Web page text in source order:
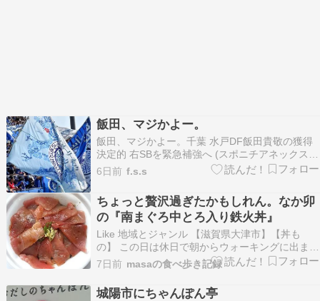
飯田、マジかよー。
飯田、マジかよー。千葉 水戸DF飯田貴敬の獲得
決定的 右SBを緊急補強へ (スポニチアネックス)
千葉が水戸からDF飯田貴敬（31）を完全移籍で
獲得することが30日、決定的となった。関係者に
よると近日中に正式発表される見通しという。茨
城県出身の飯田は攻撃参加を武器とする右サイド
バ…
6日前 f.s.s
ちょっと贅沢過ぎたかもしれん。なか卯
の『南まぐろ中とろ入り鉄火丼』
Like 地域とジャンル 【滋賀県大津市】【丼も
の】 この日は休日で朝からウォーキングに出まし
たが暑すぎる。。終了後、朝昼飯はそんなに重く
ないものにしようと思い、気になっていたメニュ
ーをテイクアウトするためこちらのお店へ […]
7日前 masaの食べ歩き記録
城陽市にちゃんぽん亭